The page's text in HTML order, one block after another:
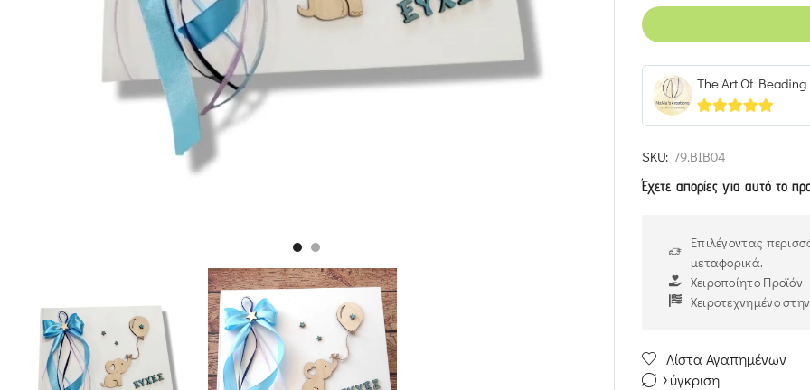
The Art Of Beading
4.93out of 5
SKU: 79.ΒΙΒ04
Έχετε απορίες για αυτό το
Επιλέγοντας
μεταφορικά.
Χειροποίητο Προϊόν
Χειροτεχνημένο
Λίστα Αγαπημένων
Σύγκριση